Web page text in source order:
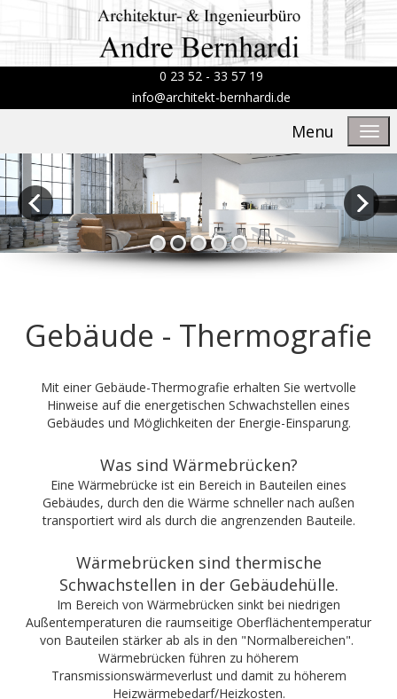
0 23 52 - 33 57 19
info@architekt-bernhardi.de
Menu
Gebäude - Thermografie
Mit einer Gebäude-Thermografie erhalten Sie wertvolle
Hinweise auf die energetischen Schwachstellen eines
Gebäudes und Möglichkeiten der Energie-Einsparung.
Was sind Wärmebrücken?
Eine Wärmebrücke ist ein Bereich in Bauteilen eines
Gebäudes, durch den die Wärme schneller nach außen
transportiert wird als durch die angrenzenden Bauteile.
Wärmebrücken sind thermische
Schwachstellen in der Gebäudehülle.
Im Bereich von Wärmebrücken sinkt bei niedrigen
Außentemperaturen die raumseitige Oberflächentemperatur
von Bauteilen stärker ab als in den "Normalbereichen".
Wärmebrücken führen zu höherem
Transmissionswärmeverlust und damit zu höherem
Heizwärmebedarf/Heizkosten.